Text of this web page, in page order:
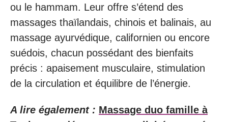
ou le hammam. Leur offre s’étend des
massages thaïlandais, chinois et balinais, au
massage ayurvédique, californien ou encore
suédois, chacun possédant des bienfaits
précis : apaisement musculaire, stimulation
de la circulation et équilibre de l’énergie.
A lire également : Massage duo famille à